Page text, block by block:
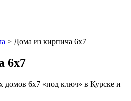
> Дома из кирпича 6x7
6х7
домов 6х7 «под ключ» в Курске и